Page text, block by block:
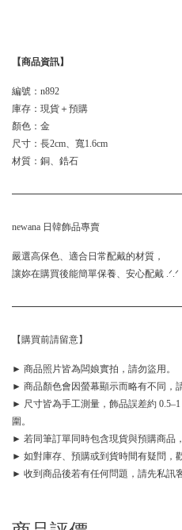
【商品資訊】
編號：n892
庫存：現貨＋預購
顏色：金
尺寸：長2cm、寬1.6cm
材質：銅、鋯石
newana 日韓飾品專賣
嚴選高保色、適合日常配戴的材質，
讓妳在購買後能簡單保養、安心配戴 .ᐟ.ᐟ
【購買前請留意】
► 商品照片皆為闆娘實拍，請勿盜用。
► 商品顏色會因螢幕顯示而略有不同，
► 尺寸皆為手工測量，飾品誤差約
圍。
► 若同筆訂單同時包含現貨與預購商品
► 如對庫存、預購或到貨時間有疑問，
► 收到商品後若有任何問題，請先私訊